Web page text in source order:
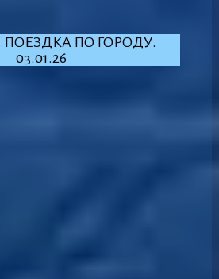
ПОЕЗДКА ПО ГОРОДУ.
03.01.26